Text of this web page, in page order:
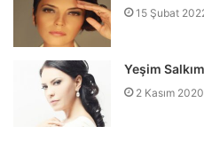
15 Şubat
Yeşim
2 Kasım 2020